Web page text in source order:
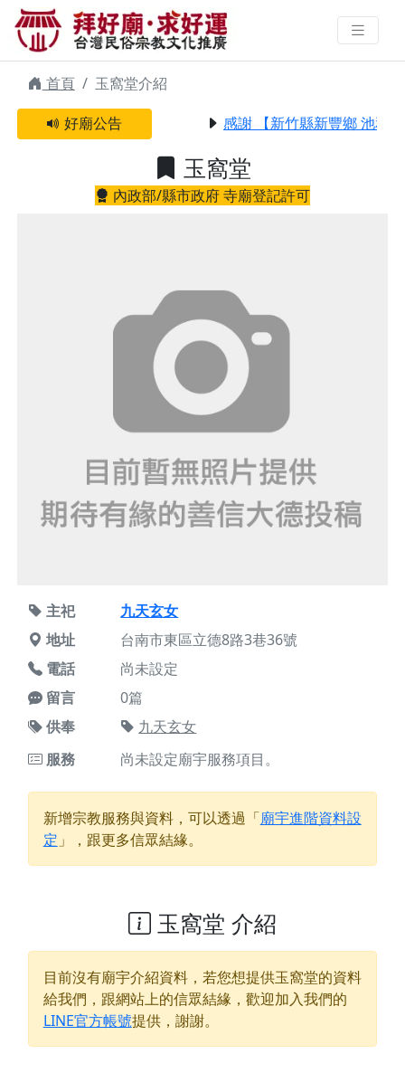
玉窩堂 | 拜好廟求好運 找到與您有
緣的信仰
首頁
玉窩堂介紹
好廟公告
感謝 【新竹縣新豐鄉 池和宮
玉窩堂
內政部/縣市政府 寺廟登記許可
主祀
九天玄女
地址
台南市東區立德8路3巷36號
電話
尚未設定
留言
0篇
供奉
九天玄女
服務
尚未設定廟宇服務項目。
新增宗教服務與資料，可以透過「廟宇進階資料設
定 」，跟更多信眾結緣。
玉窩堂 介紹
目前沒有廟宇介紹資料，若您想提供玉窩堂的資料
給我們，跟網站上的信眾結緣，歡迎加入我們的
LINE官方帳號提供，謝謝。